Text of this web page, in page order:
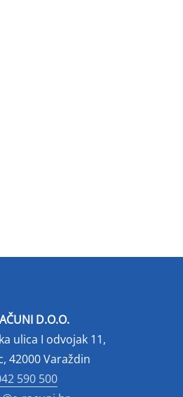
D.O.O.
ulica I odvojak 11,
42000 Varaždin
590 500